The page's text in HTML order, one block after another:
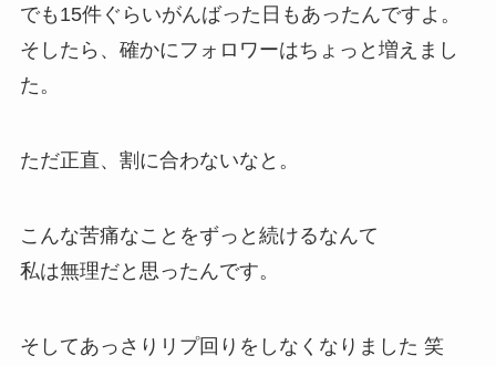
でも15件ぐらいがんばった日もあったんですよ。
そしたら、確かにフォロワーはちょっと増えまし
た。
ただ正直、割に合わないなと。
こんな苦痛なことをずっと続けるなんて
私は無理だと思ったんです。
そしてあっさりリプ回りをしなくなりました 笑